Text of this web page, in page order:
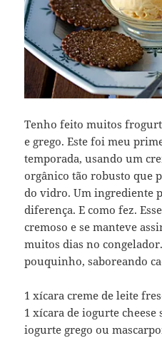
Tenho feito muitos
e grego. Este foi meu
temporada, usando um
orgânico tão robusto que
do vidro. Um ingrediente
diferença. E como fez.
cremoso e se manteve
muitos dias no
pouquinho, saboreando
1 xícara creme de leite
1 xícara de iogurte
iogurte grego ou